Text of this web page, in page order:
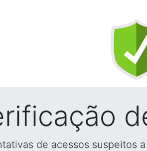
de acessos suspeitos